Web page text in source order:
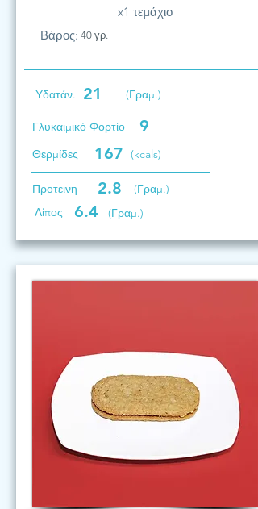
x1 τεμάχιο
Βάρος: 40 γρ.
Υδατάν. 21 (Γραμ.)
Γλυκαιμικό Φορτίο 9
Θερμίδες 167 (kcals)
Προτεινη 2.8
(Γραμ.)
Λίπος
6.4 (Γραμ.)